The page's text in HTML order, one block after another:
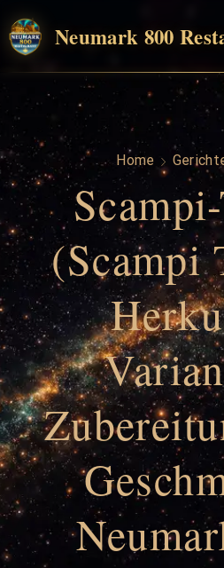
Neumark 800
Home
(Scampi